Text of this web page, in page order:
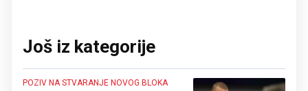
Još iz kategorije
POZIV NA STVARANJE NOVOG BLOKA